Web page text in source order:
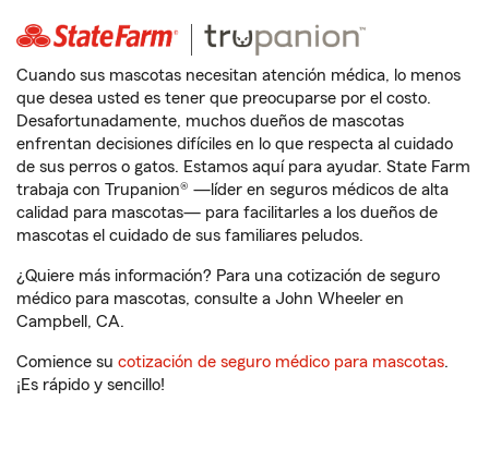
Cuando sus mascotas necesitan atención médica, lo menos
que desea usted es tener que preocuparse por el costo.
Desafortunadamente, muchos dueños de mascotas
enfrentan decisiones difíciles en lo que respecta al cuidado
de sus perros o gatos. Estamos aquí para ayudar. State Farm
trabaja con Trupanion® —líder en seguros médicos de alta
calidad para mascotas— para facilitarles a los dueños de
mascotas el cuidado de sus familiares peludos.
¿Quiere más información? Para una cotización de seguro
médico para mascotas, consulte a John Wheeler en
Campbell, CA.
Comience su cotización de seguro médico para mascotas.
¡Es rápido y sencillo!